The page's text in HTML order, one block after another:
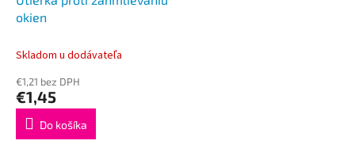
okien
Skladom u dodávateľa
€1,21 bez DPH
€1,45
Do košíka